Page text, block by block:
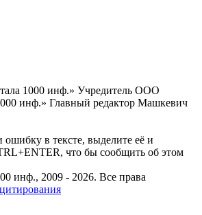
1000 инф.» Учредитель ООО
инф.» Главный редактор Машкевич
в тексте, выделите её и
что бы сообщить об этом
инф., 2009 - 2026. Все права